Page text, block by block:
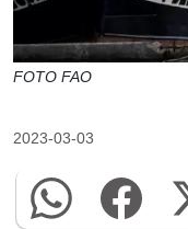
FOTO FAO
2023-03-03